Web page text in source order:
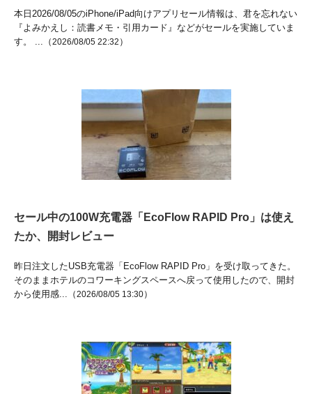
本日2026/08/05のiPhone/iPad向けアプリセール情報は、君を忘れない
『よみかえし：読書メモ・引用カード』などがセールを実施していま
す。 ...（2026/08/05 22:32 ）
セール中の100W充電器「EcoFlow RAPID Pro」は使え
たか、開封レビュー
昨日注文したUSB充電器「EcoFlow RAPID Pro」を受け取ってきた。
そのままホテルのコワーキングスペースへ戻って使用したので、開封
から使用感...（2026/08/05 13:30）